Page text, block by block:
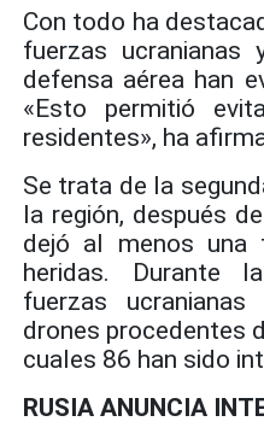
Con todo ha
fuerzas
defensa aérea han
«Esto permitió
residentes», ha
Se trata de la
la región, después
dejó al menos una
heridas. Durante
fuerzas
drones procedentes
cuales 86 han sido
RUSIA ANUNCIA